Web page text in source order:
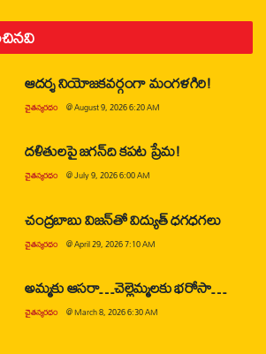
ఆదర్శ నియోజకవర్గంగా మంగళగిరి!
చైతన్యరధం @August 9, 2026 6:20 AM
దళితులపై జగన్‌ది కపట ప్రేమ!
చైతన్యరధం @July 9, 2026 6:00 AM
చంద్రబాబు విజన్‌తో విద్యుత్ ధగధగలు
చైతన్యరధం @April 29, 2026 7:10 AM
అమ్మకు ఆసరా…చెల్లెమ్మలకు భరోసా…
చైతన్యరధం @March 8, 2026 6:30 AM